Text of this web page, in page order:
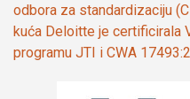
odbora za standardizaciju
kuća Deloitte je certificirala
programu JTI i CWA